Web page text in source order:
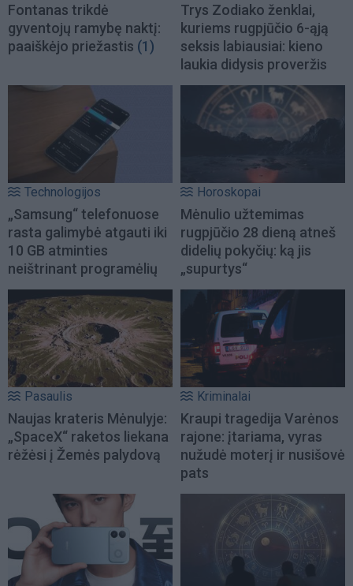
Fontanas trikdė
gyventojų ramybę naktį:
paaiškėjo priežastis (1)
Trys Zodiako ženklai,
kuriems rugpjūčio 6-ąją
seksis labiausiai: kieno
laukia didysis proveržis
Technologijos
„Samsung“ telefonuose
rasta galimybė atgauti iki
10 GB atminties
neištrinant programėlių
Horoskopai
Mėnulio užtemimas
rugpjūčio 28 dieną atneš
didelių pokyčių: ką jis
„supurtys“
Pasaulis
Naujas krateris Mėnulyje:
„SpaceX“ raketos liekana
rėžėsi į Žemės palydovą
Kriminalai
Kraupi tragedija Varėnos
rajone: įtariama, vyras
nužudė moterį ir nusišovė
pats